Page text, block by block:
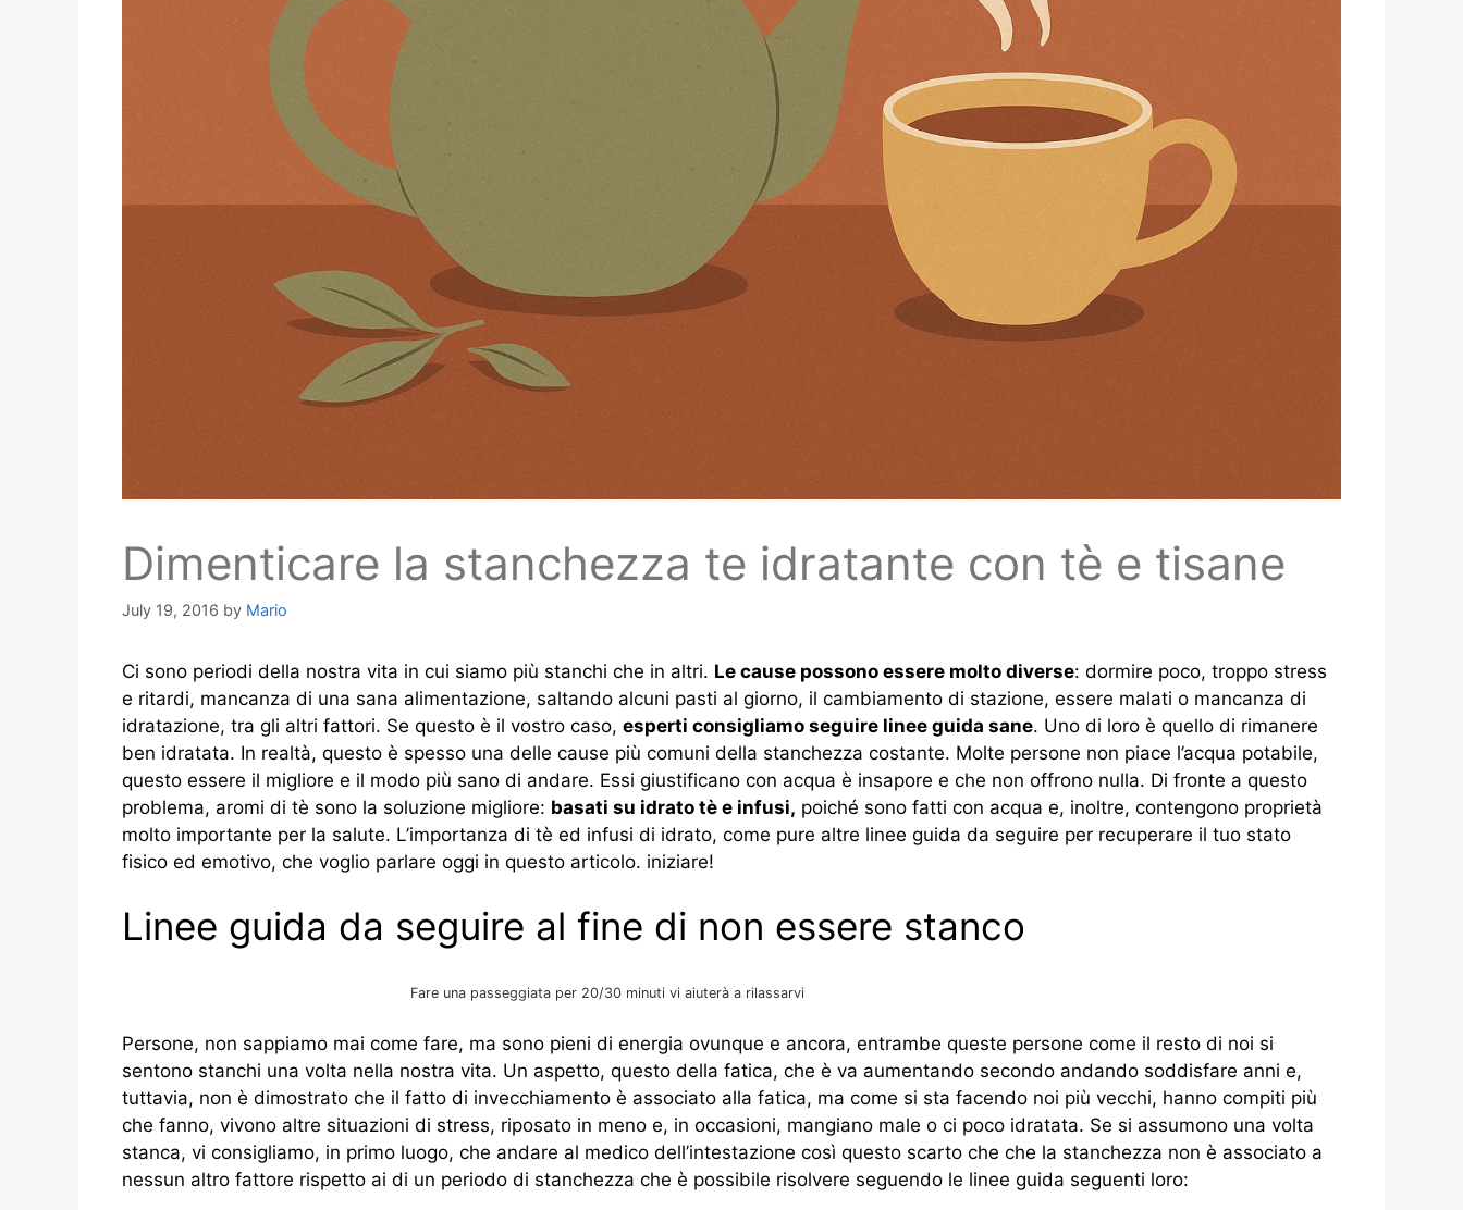
Dimenticare la stanchezza te idratante con tè e tisane
July 19, 2016 by Mario
Ci sono periodi della nostra vita in cui siamo più stanchi che in altri. Le cause possono essere molto diverse: dormire poco, troppo stress
e ritardi, mancanza di una sana alimentazione, saltando alcuni pasti al giorno, il cambiamento di stazione, essere malati o mancanza di
idratazione, tra gli altri fattori. Se questo è il vostro caso, esperti consigliamo seguire linee guida sane. Uno di loro è quello di rimanere
ben idratata. In realtà, questo è spesso una delle cause più comuni della stanchezza costante. Molte persone non piace l’acqua potabile,
questo essere il migliore e il modo più sano di andare. Essi giustificano con acqua è insapore e che non offrono nulla. Di fronte a questo
problema, aromi di tè sono la soluzione migliore: basati su idrato tè e infusi, poiché sono fatti con acqua e, inoltre, contengono proprietà
molto importante per la salute. L’importanza di tè ed infusi di idrato, come pure altre linee guida da seguire per recuperare il tuo stato
fisico ed emotivo, che voglio parlare oggi in questo articolo. iniziare!
Linee guida da seguire al fine di non essere stanco
Fare una passeggiata per 20/30 minuti vi aiuterà a rilassarvi
Persone, non sappiamo mai come fare, ma sono pieni di energia ovunque e ancora, entrambe queste persone come il resto di noi si
sentono stanchi una volta nella nostra vita. Un aspetto, questo della fatica, che è va aumentando secondo andando soddisfare anni e,
tuttavia, non è dimostrato che il fatto di invecchiamento è associato alla fatica, ma come si sta facendo noi più vecchi, hanno compiti più
che fanno, vivono altre situazioni di stress, riposato in meno e, in occasioni, mangiano male o ci poco idratata. Se si assumono una volta
stanca, vi consigliamo, in primo luogo, che andare al medico dell’intestazione così questo scarto che che la stanchezza non è associato a
nessun altro fattore rispetto ai di un periodo di stanchezza che è possibile risolvere seguendo le linee guida seguenti loro: